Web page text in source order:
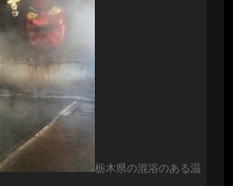
栃木県の混浴のある温